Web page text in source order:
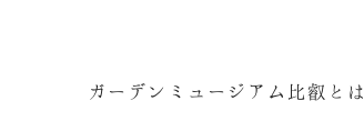
ガーデンミュージアム比叡と